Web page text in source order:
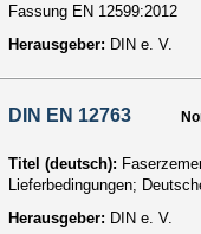
Fassung EN 12599:2012
Herausgeber: DIN e. V.
DIN EN 12763
Titel (deutsch):
Lieferbedingungen;
Herausgeber: DIN e. V.